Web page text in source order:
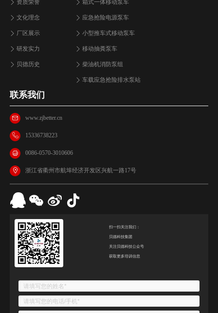
资质荣誉
文化理念
厂区展示
研发实力
贝德历史
箱式一体移动泵车
应急抢险电源泵车
小型推车式移动泵车
移动抽粪泵车
柴油机消防泵组
车载应急抢险排水泵站
联系我们
www.zjbetter.cn
15336738223
0086-0570-3010606
浙江省衢州市航埠经济开发区兴航一路17号
扫一扫关注我们：
贝德科技集团
关注贝德科技公众号
获取更多培训信息